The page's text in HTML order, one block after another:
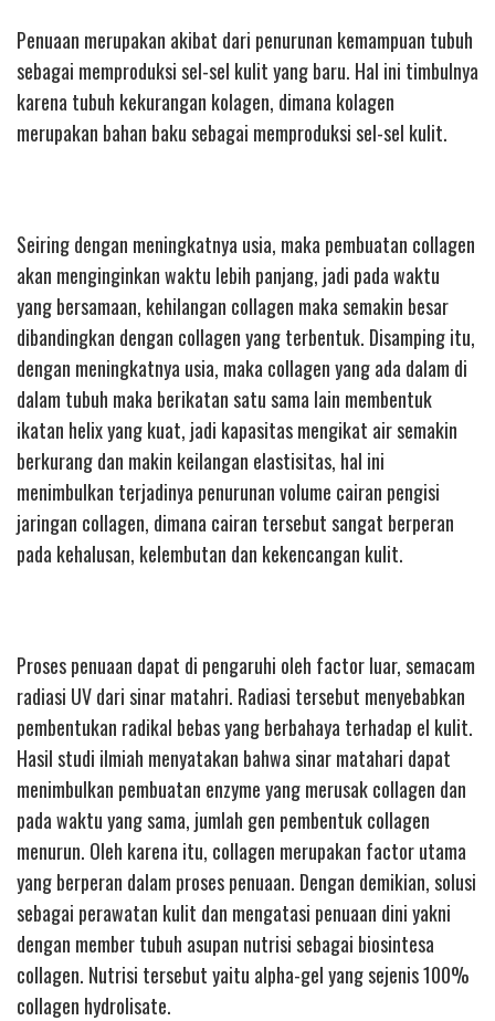
Penuaan merupakan akibat dari penurunan kemampuan tubuh
sebagai memproduksi sel-sel kulit yang baru. Hal ini timbulnya
karena tubuh kekurangan kolagen, dimana kolagen
merupakan bahan baku sebagai memproduksi sel-sel kulit.
Seiring dengan meningkatnya usia, maka pembuatan collagen
akan menginginkan waktu lebih panjang, jadi pada waktu
yang bersamaan, kehilangan collagen maka semakin besar
dibandingkan dengan collagen yang terbentuk. Disamping itu,
dengan meningkatnya usia, maka collagen yang ada dalam di
dalam tubuh maka berikatan satu sama lain membentuk
ikatan helix yang kuat, jadi kapasitas mengikat air semakin
berkurang dan makin keilangan elastisitas, hal ini
menimbulkan terjadinya penurunan volume cairan pengisi
jaringan collagen, dimana cairan tersebut sangat berperan
pada kehalusan, kelembutan dan kekencangan kulit.
Proses penuaan dapat di pengaruhi oleh factor luar, semacam
radiasi UV dari sinar matahri. Radiasi tersebut menyebabkan
pembentukan radikal bebas yang berbahaya terhadap el kulit.
Hasil studi ilmiah menyatakan bahwa sinar matahari dapat
menimbulkan pembuatan enzyme yang merusak collagen dan
pada waktu yang sama, jumlah gen pembentuk collagen
menurun. Oleh karena itu, collagen merupakan factor utama
yang berperan dalam proses penuaan. Dengan demikian, solusi
sebagai perawatan kulit dan mengatasi penuaan dini yakni
dengan member tubuh asupan nutrisi sebagai biosintesa
collagen. Nutrisi tersebut yaitu alpha-gel yang sejenis 100%
collagen hydrolisate.